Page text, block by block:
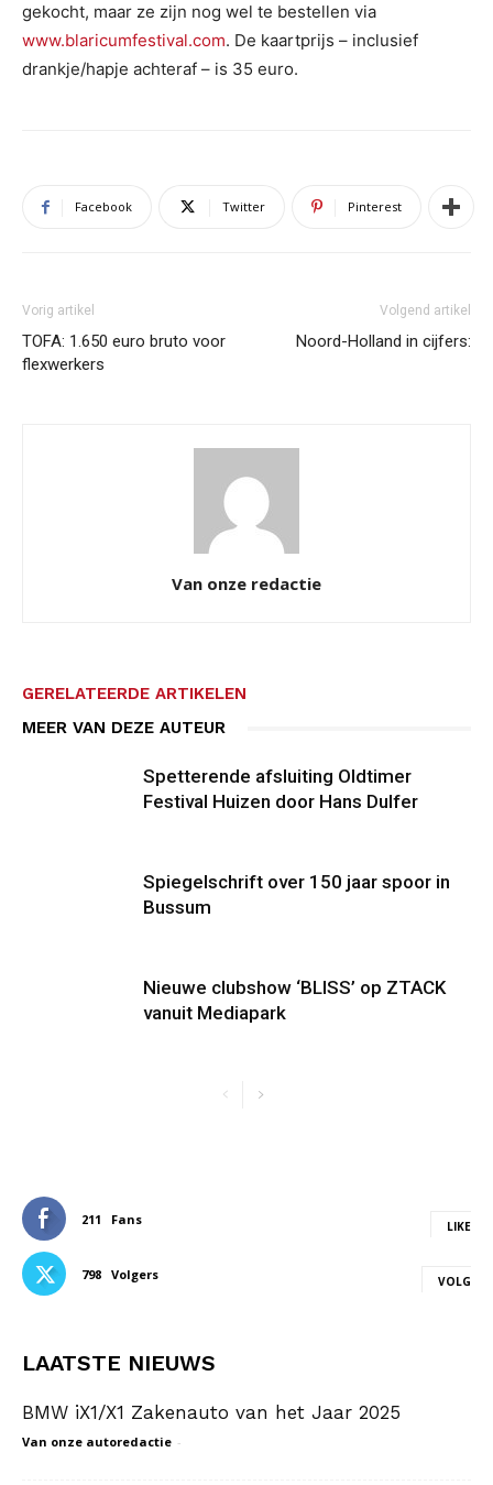
gekocht, maar ze zijn nog wel te bestellen via
www.blaricumfestival.com. De kaartprijs – inclusief
drankje/hapje achteraf – is 35 euro.
Facebook Twitter Pinterest
Vorig artikel
TOFA: 1.650 euro bruto voor
flexwerkers
Volgend artikel
Noord-Holland in cijfers:
Van onze redactie
GERELATEERDE ARTIKELEN
MEER VAN DEZE AUTEUR
Spetterende afsluiting Oldtimer
Festival Huizen door Hans Dulfer
Spiegelschrift over 150 jaar spoor in
Bussum
Nieuwe clubshow ‘BLISS’ op ZTACK
vanuit Mediapark
211 Fans LIKE
798 Volgers VOLG
LAATSTE NIEUWS
BMW iX1/X1 Zakenauto van het Jaar 2025
Van onze autoredactie -